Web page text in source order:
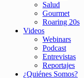
Salud
Gourmet
Roaring 20s
Videos
Webinars
Podcast
Entrevistas
Reportajes
¿Quiénes Somos?